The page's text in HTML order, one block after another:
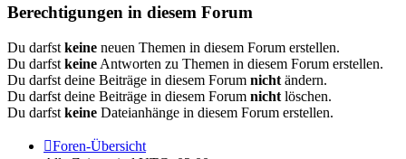
Berechtigungen in diesem Forum
Du darfst keine neuen Themen in diesem Forum erstellen.
Du darfst keine Antworten zu Themen in diesem Forum erstellen.
Du darfst deine Beiträge in diesem Forum nicht ändern.
Du darfst deine Beiträge in diesem Forum nicht löschen.
Du darfst keine Dateianhänge in diesem Forum erstellen.
Foren-Übersicht